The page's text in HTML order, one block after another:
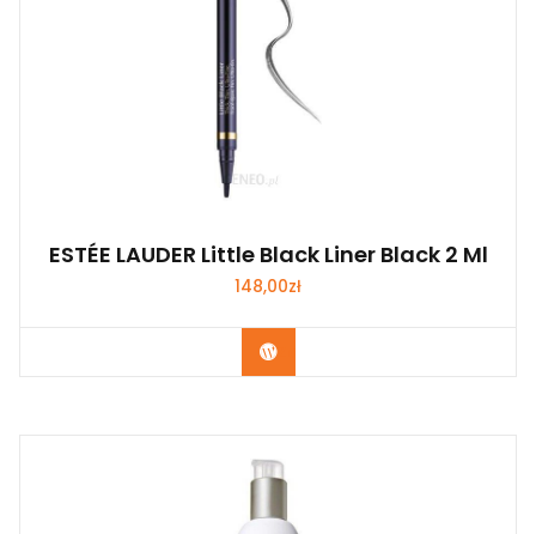
ESTÉE LAUDER Little Black Liner Black 2 Ml
148,00zł
Zobacz